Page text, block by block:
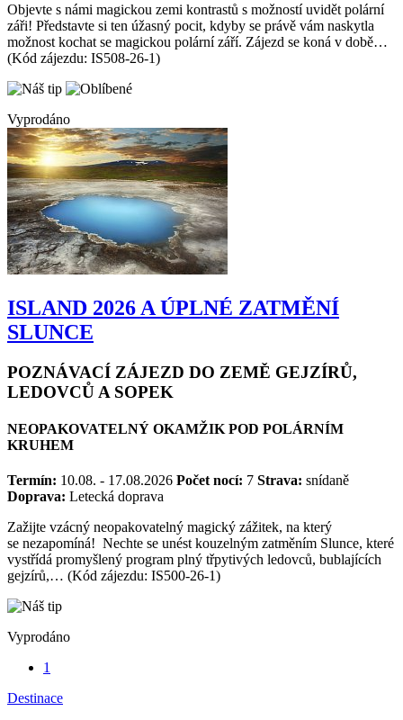
Objevte s námi magickou zemi kontrastů s možností uvidět polární
záři! Představte si ten úžasný pocit, kdyby se právě vám naskytla
možnost kochat se magickou polární září. Zájezd se koná v době…
(Kód zájezdu: IS508-26-1)
Vyprodáno
ISLAND 2026 A ÚPLNÉ ZATMĚNÍ
SLUNCE
POZNÁVACÍ ZÁJEZD DO ZEMĚ GEJZÍRŮ,
LEDOVCŮ A SOPEK
NEOPAKOVATELNÝ OKAMŽIK POD POLÁRNÍM
KRUHEM
Termín: 10.08. - 17.08.2026 Počet nocí: 7 Strava: snídaně
Doprava: Letecká doprava
Zažijte vzácný neopakovatelný magický zážitek, na který
se nezapomíná! Nechte se unést kouzelným zatměním Slunce, které
vystřídá promyšlený program plný třpytivých ledovců, bublajících
gejzírů,… (Kód zájezdu: IS500-26-1)
Vyprodáno
1
Destinace